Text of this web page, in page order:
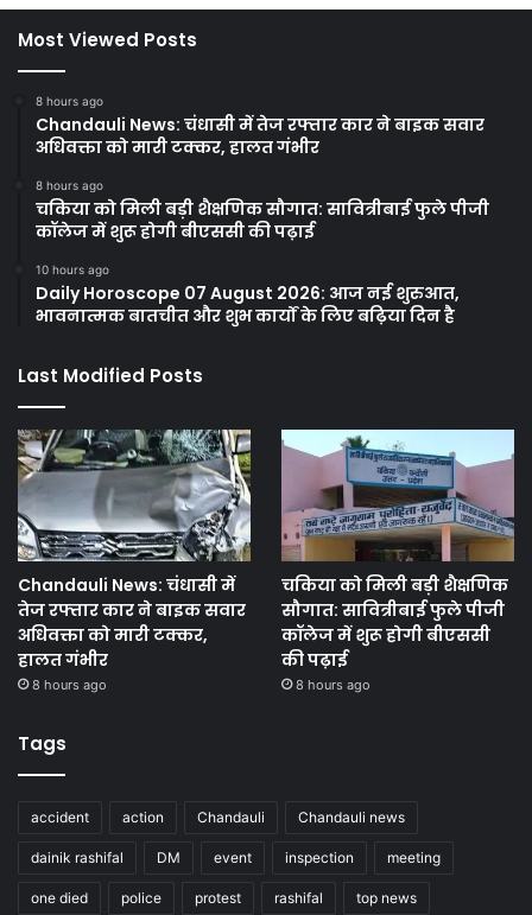
Most Viewed Posts
8 hours ago
Chandauli News: चंधासी में तेज रफ्तार कार ने बाइक सवार
अधिवक्ता को मारी टक्कर, हालत गंभीर
8 hours ago
चकिया को मिली बड़ी शैक्षणिक सौगात: सावित्रीबाई फुले पीजी
कॉलेज में शुरू होगी बीएससी की पढ़ाई
10 hours ago
Daily Horoscope 07 August 2026: आज नई शुरुआत,
भावनात्मक बातचीत और शुभ कार्यों के लिए बढ़िया दिन है
Last Modified Posts
Chandauli News: चंधासी में
तेज रफ्तार कार ने बाइक सवार
अधिवक्ता को मारी टक्कर,
हालत गंभीर
8 hours ago
चकिया को मिली बड़ी शैक्षणिक
सौगात: सावित्रीबाई फुले पीजी
कॉलेज में शुरू होगी बीएससी
की पढ़ाई
8 hours ago
Tags
accident action Chandauli Chandauli news
dainik rashifal DM event inspection meeting
one died police protest rashifal top news